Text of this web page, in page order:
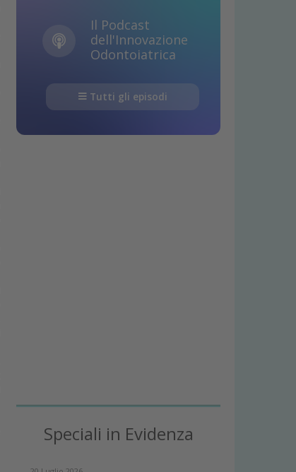
Il Podcast
dell'Innovazione
Odontoiatrica
Tutti gli episodi
Speciali in Evidenza